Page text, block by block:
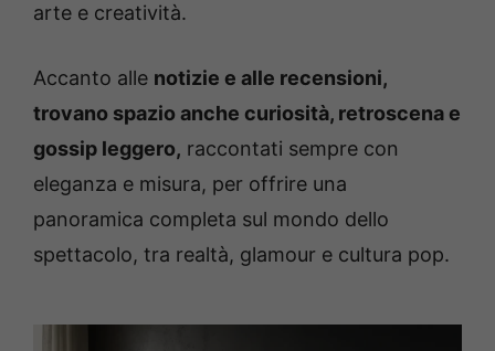
arte e creatività.
Accanto alle notizie e alle recensioni,
trovano spazio anche curiosità, retroscena e
gossip leggero, raccontati sempre con
eleganza e misura, per offrire una
panoramica completa sul mondo dello
spettacolo, tra realtà, glamour e cultura pop.